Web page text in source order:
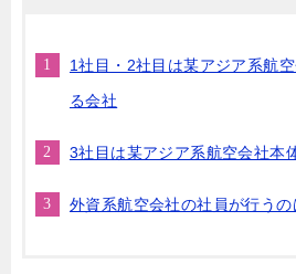
1社目・2社目は某アジア系航
る会社
3社目は某アジア系航空会社本
外資系航空会社の社員が行う